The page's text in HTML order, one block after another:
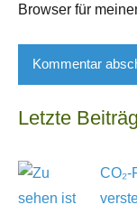
Browser für
Letzte